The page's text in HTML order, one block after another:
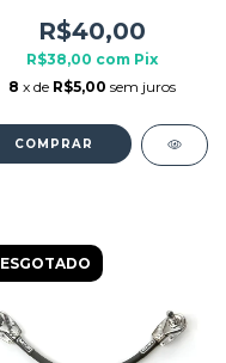
UNIDADE
R$40,00
R$38,00 com Pix
8 x de R$5,00 sem juros
ESGOTADO